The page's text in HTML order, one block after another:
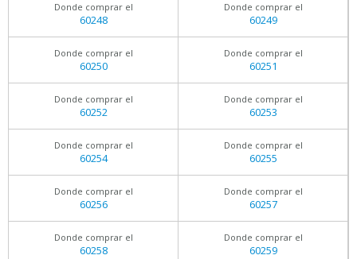
Donde comprar el
60248
Donde comprar el
60249
Donde comprar el
60250
Donde comprar el
60251
Donde comprar el
60252
Donde comprar el
60253
Donde comprar el
60254
Donde comprar el
60255
Donde comprar el
60256
Donde comprar el
60257
Donde comprar el
60258
Donde comprar el
60259